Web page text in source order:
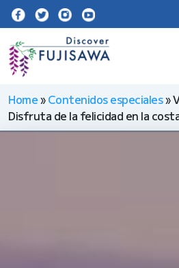
Home» Contenidos especiales»
Disfruta de la felicidad en la